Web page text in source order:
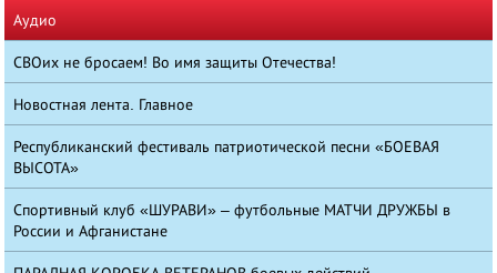
Аудио
СВОих не бросаем! Во имя защиты Отечества!
Новостная лента. Главное
Республиканский фестиваль патриотической песни «БОЕВАЯ
ВЫСОТА»
Спортивный клуб «ШУРАВИ» – футбольные МАТЧИ ДРУЖБЫ в
России и Афганистане